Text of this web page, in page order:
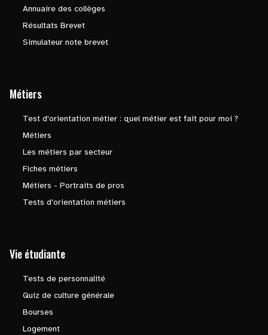
Annuaire des collèges
Résultats Brevet
Simulateur note brevet
Métiers
Test d'orientation métier : quel métier est fait pour moi ?
Métiers
Les métiers par secteur
Fiches métiers
Métiers - Portraits de pros
Tests d'orientation métiers
Vie étudiante
Tests de personnalité
Quiz de culture générale
Bourses
Logement